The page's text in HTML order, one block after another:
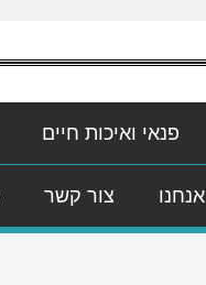
פנאי ואיכות חיים
צור קשר